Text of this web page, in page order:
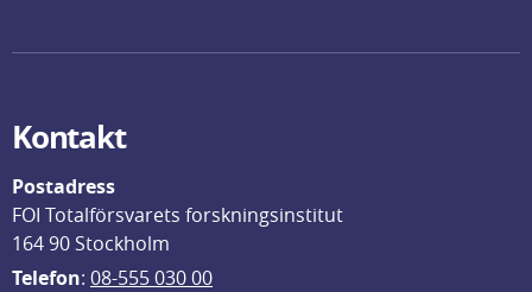
Kontakt
Postadress
FOI Totalförsvarets forskningsinstitut
164 90 Stockholm
Telefon: 08-555 030 00